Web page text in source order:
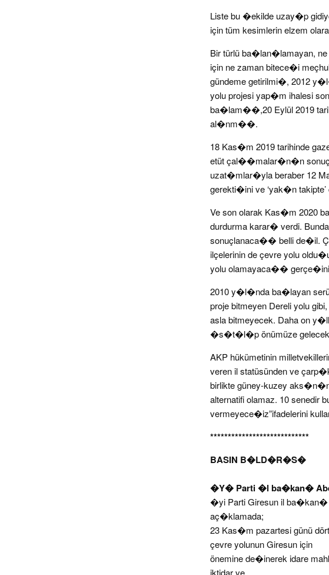
Liste bu �ekilde uzay�p
için tüm kesimlerin elzem
Bir türlü ba�lan�lamayan,
için ne zaman bitece�i
gündeme getirilmi�, 2012
yolu projesi yap�m ihalesi
ba�lam��,20 Eylül 2019
al�nm��.
18 Kas�m 2019 tarihinde
etüt çal��malar�n�n
uzat�mlar�yla beraber 12
gerekti�ini ve ‘yak�n
Ve son olarak Kas�m 2020
durdurma karar� verdi.
sonuçlanaca�� belli de�il.
ilçelerinin de çevre yolu
yolu olamayaca�� gerçe�ini
2010 y�l�nda ba�layan
proje bitmeyen Dereli yolu
asla bitmeyecek. Daha on
�s�t�l�p önümüze gelecek
AKP hükümetinin
veren il statüsünden ve
birlikte güney-kuzey
alternatifi olamaz. 10
vermeyece�iz”ifadelerini
****************************
BASIN B�LD�R�S�
�Y� Parti �l ba�kan�
�yi Parti Giresun il
aç�klamada;
23 Kas�m pazartesi günü
çevre yolunun Giresun için
önemine de�inerek idare
iktidar ve